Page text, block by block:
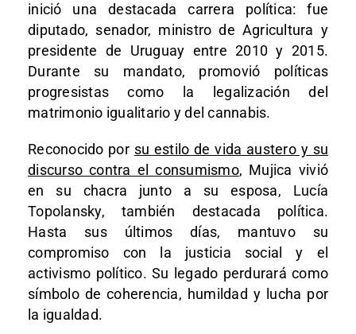
inició una destacada carrera política: fue
diputado, senador, ministro de Agricultura y
presidente de Uruguay entre 2010 y 2015.
Durante su mandato, promovió políticas
progresistas como la legalización del
matrimonio igualitario y del cannabis.
Reconocido por su estilo de vida austero y su
discurso contra el consumismo, Mujica vivió
en su chacra junto a su esposa, Lucía
Topolansky, también destacada política.
Hasta sus últimos días, mantuvo su
compromiso con la justicia social y el
activismo político. Su legado perdurará como
símbolo de coherencia, humildad y lucha por
la igualdad.